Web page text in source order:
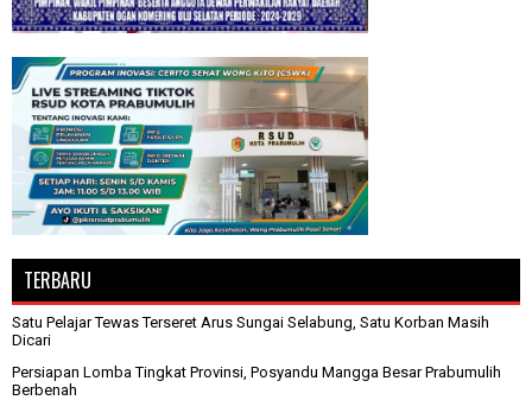
TERBARU
Satu Pelajar Tewas Terseret Arus Sungai Selabung, Satu Korban Masih
Dicari
Persiapan Lomba Tingkat Provinsi, Posyandu Mangga Besar Prabumulih
Berbenah